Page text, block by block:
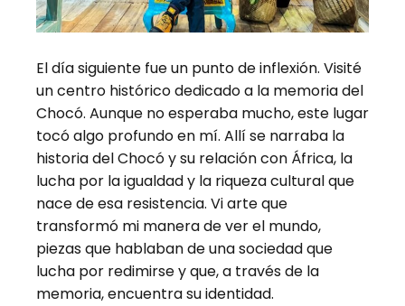
El día siguiente fue un punto de inflexión. Visité
un centro histórico dedicado a la memoria del
Chocó. Aunque no esperaba mucho, este lugar
tocó algo profundo en mí. Allí se narraba la
historia del Chocó y su relación con África, la
lucha por la igualdad y la riqueza cultural que
nace de esa resistencia. Vi arte que
transformó mi manera de ver el mundo,
piezas que hablaban de una sociedad que
lucha por redimirse y que, a través de la
memoria, encuentra su identidad.